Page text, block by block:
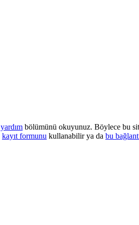
yardım bölümünü okuyunuz. Böylece bu
kayıt formunu kullanabilir ya da bu